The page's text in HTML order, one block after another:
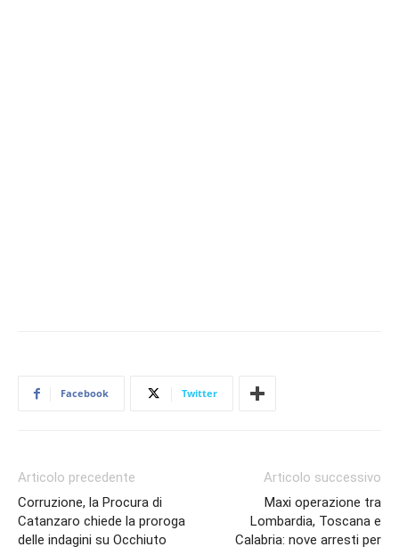
Facebook Twitter
Articolo precedente
Corruzione, la Procura di
Catanzaro chiede la proroga
delle indagini su Occhiuto
Articolo successivo
Maxi operazione tra
Lombardia, Toscana e
Calabria: nove arresti per